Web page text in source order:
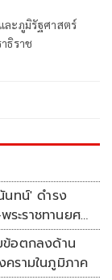
ละภูมิรัฐศาสตร์
ธิราช
นทน์' ดำรง
ระราชทานยศ
ข้อตกลงด้าน
ครามในภูมิภาค